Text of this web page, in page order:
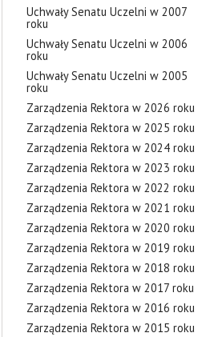
Uchwały Senatu Uczelni w 2007
roku
Uchwały Senatu Uczelni w 2006
roku
Uchwały Senatu Uczelni w 2005
roku
Zarządzenia Rektora w 2026 roku
Zarządzenia Rektora w 2025 roku
Zarządzenia Rektora w 2024 roku
Zarządzenia Rektora w 2023 roku
Zarządzenia Rektora w 2022 roku
Zarządzenia Rektora w 2021 roku
Zarządzenia Rektora w 2020 roku
Zarządzenia Rektora w 2019 roku
Zarządzenia Rektora w 2018 roku
Zarządzenia Rektora w 2017 roku
Zarządzenia Rektora w 2016 roku
Zarządzenia Rektora w 2015 roku